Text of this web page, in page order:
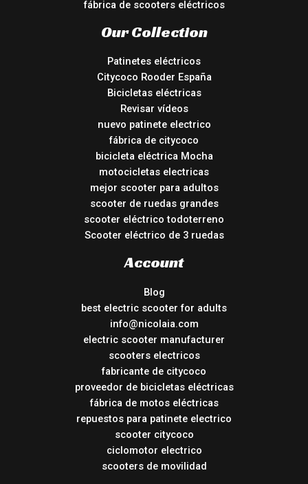
fábrica de scooters eléctricos
Our Collection
Patinetes eléctricos
Citycoco Rooder España
Bicicletas eléctricas
Revisar vídeos
nuevo patinete electrico
fábrica de citycoco
bicicleta eléctrica Mocha
motocicletas electricas
mejor scooter para adultos
scooter de ruedas grandes
scooter eléctrico todoterreno
Scooter eléctrico de 3 ruedas
Account
Blog
best electric scooter for adults
info@nicolaia.com
electric scooter manufacturer
scooters electricos
fabricante de citycoco
proveedor de bicicletas eléctricas
fábrica de motos eléctricas
repuestos para patinete electrico
scooter citycoco
ciclomotor electrico
scooters de movilidad